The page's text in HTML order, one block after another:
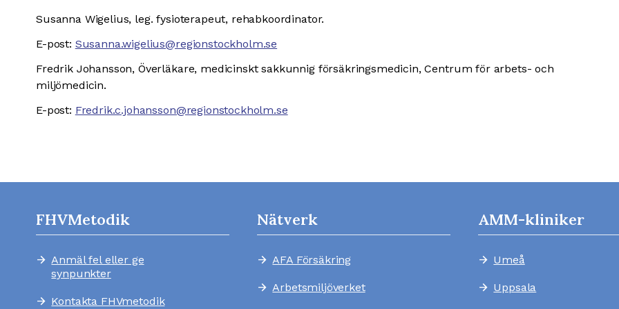
Susanna Wigelius, leg. fysioterapeut, rehabkoordinator.
E-post: Susanna.wigelius@regionstockholm.se
Fredrik Johansson, Överläkare, medicinskt sakkunnig försäkringsmedicin, Centrum för arbets- och
miljömedicin.
E-post: Fredrik.c.johansson@regionstockholm.se
FHVMetodik
arrow_forward Anmäl fel eller ge
synpunkter
arrow_forward Kontakta FHVmetodik
Nätverk
arrow_forward AFA Försäkring
arrow_forward Arbetsmiljöverket
AMM-kliniker
arrow_forward Umeå
arrow_forward Uppsala